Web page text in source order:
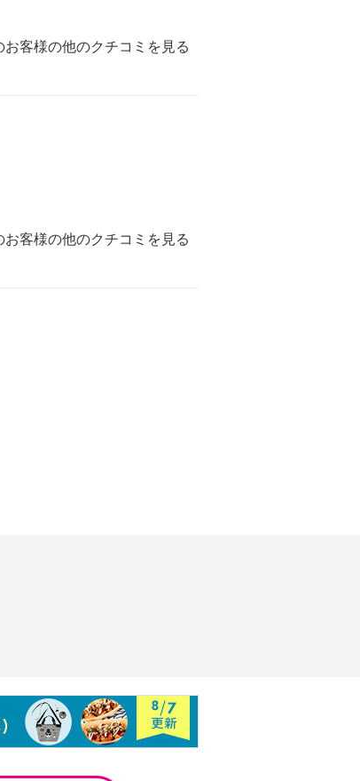
お客様の他のクチコミを見る
お客様の他のクチコミを見る